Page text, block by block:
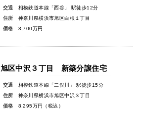
交通
相模鉄道本線「西谷」 駅徒歩12分
住所
神奈川県横浜市旭区白根１丁目
価格
3,700万円
旭区中沢３丁目 新築分譲住宅
交通
相模鉄道本線「二俣川」 駅徒歩15分
住所
神奈川県横浜市旭区中沢３丁目
価格
8,295万円（税込）